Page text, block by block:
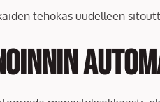
tehokas uudelleen